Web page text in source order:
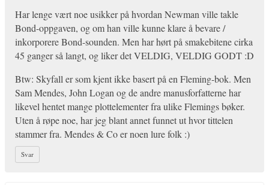
Har lenge vært noe usikker på hvordan Newman ville takle
Bond-oppgaven, og om han ville kunne klare å bevare /
inkorporere Bond-sounden. Men har hørt på smakebitene cirka
45 ganger så langt, og liker det VELDIG, VELDIG GODT :D
Btw: Skyfall er som kjent ikke basert på en Fleming-bok. Men
Sam Mendes, John Logan og de andre manusforfatterne har
likevel hentet mange plottelementer fra ulike Flemings bøker.
Uten å røpe noe, har jeg blant annet funnet ut hvor tittelen
stammer fra. Mendes & Co er noen lure folk :)
Svar